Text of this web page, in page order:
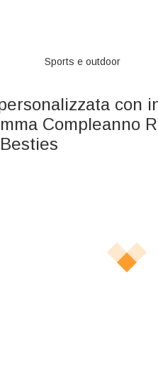
Sports e outdoor
con
Compleanno